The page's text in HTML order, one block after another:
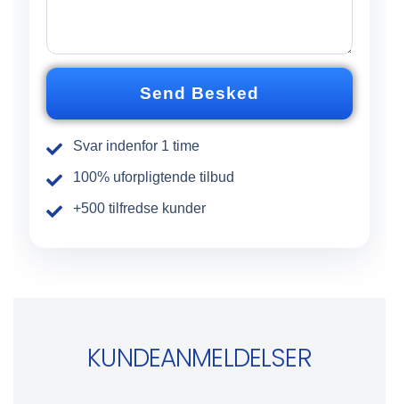
u
m
e
d
*
Send Besked
Svar indenfor 1 time
100% uforpligtende tilbud
+500 tilfredse kunder
KUNDEANMELDELSER